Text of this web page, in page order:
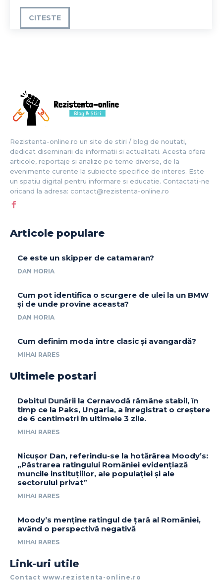
CITESTE
Rezistenta-online.ro un site de stiri / blog de noutati,
dedicat diseminarii de informatii si actualitati. Acesta ofera
articole, reportaje si analize pe teme diverse, de la
evenimente curente la subiecte specifice de interes. Este
un spatiu digital pentru informare si educatie. Contactati-ne
oricand la adresa: contact@rezistenta-online.ro
Articole populare
Ce este un skipper de catamaran?
DAN HORIA
Cum pot identifica o scurgere de ulei la un BMW
și de unde provine aceasta?
DAN HORIA
Cum definim moda între clasic și avangardă?
MIHAI RARES
Ultimele postari
Debitul Dunării la Cernavodă rămâne stabil, în
timp ce la Paks, Ungaria, a înregistrat o creștere
de 6 centimetri în ultimele 3 zile.
MIHAI RARES
Nicușor Dan, referindu-se la hotărârea Moody’s:
„Păstrarea ratingului României evidențiază
muncile instituțiilor, ale populației și ale
sectorului privat”
MIHAI RARES
Moody’s menține ratingul de țară al României,
având o perspectivă negativă
MIHAI RARES
Link-uri utile
Contact www.rezistenta-online.ro